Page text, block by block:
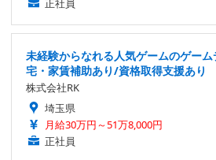
未経験からなれる人気ゲームのゲー
宅・家賃補助あり/資格取得支援あり
株式会社RK
埼玉県
月給30万円～51万8,000円
正社員